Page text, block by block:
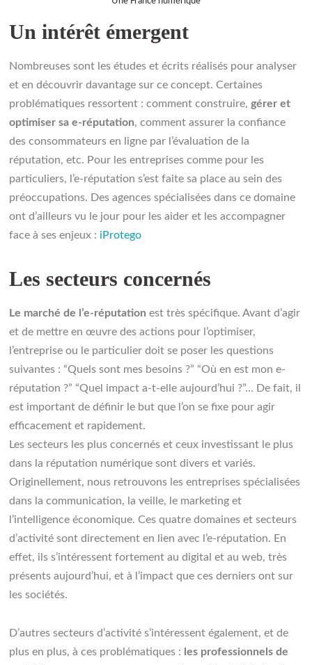
Un intérêt émergent
Nombreuses sont les études et écrits réalisés pour analyser
et en découvrir davantage sur ce concept. Certaines
problématiques ressortent : comment construire,gérer et
optimiser sa e-réputation, comment assurer la confiance
des consommateurs en ligne par l’évaluation de la
réputation, etc. Pour les entreprises comme pour les
particuliers, l’e-réputation s’est faite sa place au sein des
préoccupations. Des agences spécialisées dans ce domaine
ont d’ailleurs vu le jour pour les aider et les accompagner
face à ses enjeux : iProtego
Les secteurs concernés
Le marché de l’e-réputation est très spécifique. Avant d’agir
et de mettre en œuvre des actions pour l’optimiser,
l’entreprise ou le particulier doit se poser les questions
suivantes : “Quels sont mes besoins ?” “Où en est mon e-
réputation ?” “Quel impact a-t-elle aujourd’hui ?”… De fait, il
est important de définir le but que l’on se fixe pour agir
efficacement et rapidement.
Les secteurs les plus concernés et ceux investissant le plus
dans la réputation numérique sont divers et variés.
Originellement, nous retrouvons les entreprises spécialisées
dans la communication, la veille, le marketing et
l’intelligence économique. Ces quatre domaines et secteurs
d’activité sont directement en lien avec l’e-réputation. En
effet, ils s’intéressent fortement au digital et au web, très
présents aujourd’hui, et à l’impact que ces derniers ont sur
les sociétés.
D’autres secteurs d’activité s’intéressent également, et de
plus en plus, à ces problématiques : les professionnels de